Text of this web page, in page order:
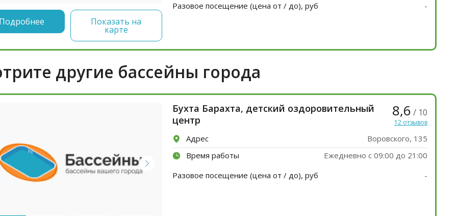
Показать на
карте
Разовое посещение (цена от / до), руб -
другие бассейны города
Бухта Барахта, детский оздоровительный
центр
8,6 / 10
12 отзывов
Адрес
Воровского, 135
Время работы
Ежедневно с 09:00 до 21:00
Разовое посещение (цена от / до), руб
-